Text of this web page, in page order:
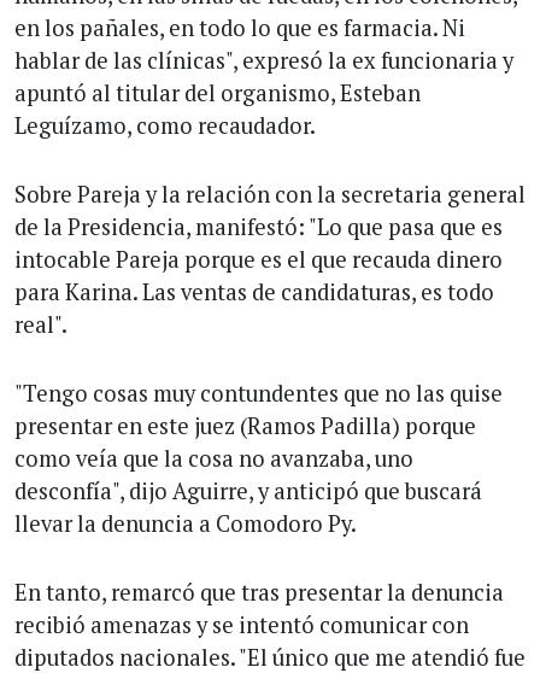
en los pañales, en todo lo que es farmacia. Ni
hablar de las clínicas", expresó la ex funcionaria y
apuntó al titular del organismo, Esteban
Leguízamo, como recaudador.
Sobre Pareja y la relación con la secretaria general
de la Presidencia, manifestó: "Lo que pasa que es
intocable Pareja porque es el que recauda dinero
para Karina. Las ventas de candidaturas, es todo
real".
"Tengo cosas muy contundentes que no las quise
presentar en este juez (Ramos Padilla) porque
como veía que la cosa no avanzaba, uno
desconfía", dijo Aguirre, y anticipó que buscará
llevar la denuncia a Comodoro Py.
En tanto, remarcó que tras presentar la denuncia
recibió amenazas y se intentó comunicar con
diputados nacionales. "El único que me atendió fue